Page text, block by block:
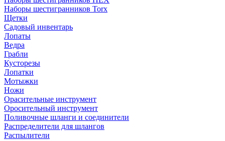
Наборы шестигранников Torx
Щетки
Садовый инвентарь
Лопаты
Ведра
Грабли
Кусторезы
Лопатки
Мотыжки
Ножи
Орасительные инструмент
Оросительный инструмент
Поливочные шланги и соединители
Распределители для шлангов
Распылители